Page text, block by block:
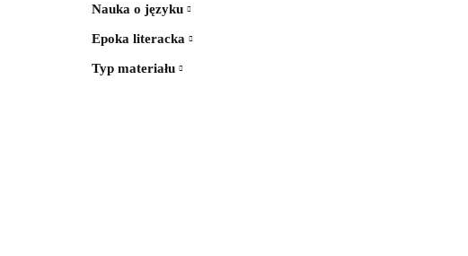
Nauka o języku
Epoka literacka
Typ materiału